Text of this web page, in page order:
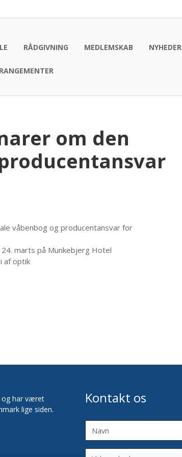
RÅDGIVNING MEDLEMSKAB NYHEDER
om den
våbenbog og producentansvar for
marts på Munkebjerg Hotel
af optik
og har været
lige siden.
Kontakt os